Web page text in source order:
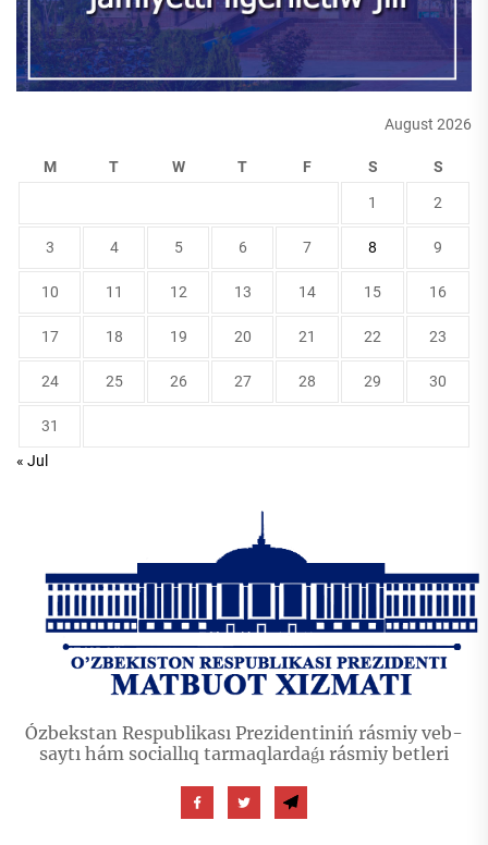
August 2026
M T W T F S S
1 2
3 4 5 6 7 8 9
10 11 12 13 14 15 16
17 18 19 20 21 22 23
24 25 26 27 28 29 30
31
« Jul
Ózbekstan Respublikası Prezidentiniń rásmiy veb-
saytı hám sociallıq tarmaqlardaǵı rásmiy betleri